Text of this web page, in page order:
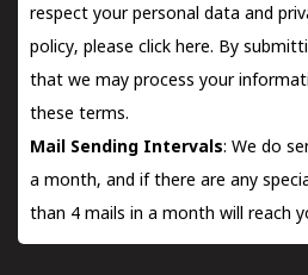
respect your personal data and
policy, please click here. By
that we may process your
these terms.
Mail Sending Intervals: We do
a month, and if there are any
than 4 mails in a month will reach